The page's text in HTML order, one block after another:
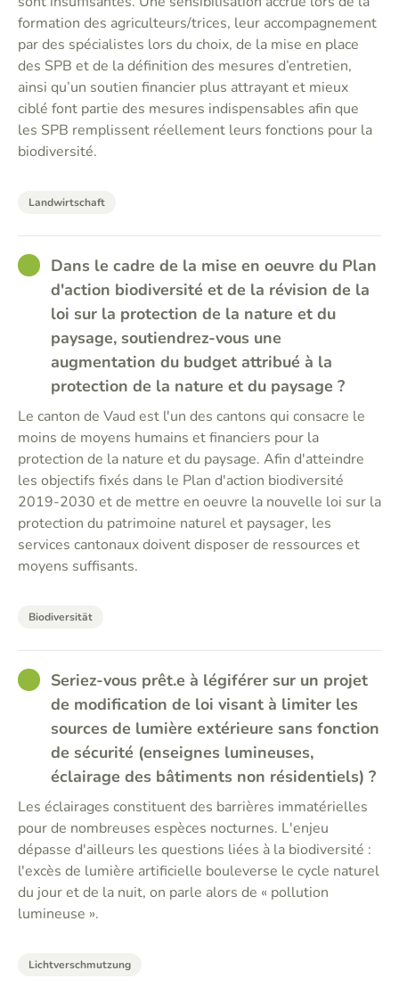
formation des agriculteurs/trices, leur accompagnement
par des spécialistes lors du choix, de la mise en place
des SPB et de la définition des mesures d’entretien,
ainsi qu’un soutien financier plus attrayant et mieux
ciblé font partie des mesures indispensables afin que
les SPB remplissent réellement leurs fonctions pour la
biodiversité.
Landwirtschaft
GOODDans le cadre de la mise en oeuvre du Plan
d'action biodiversité et de la révision de la
loi sur la protection de la nature et du
paysage, soutiendrez-vous une
augmentation du budget attribué à la
protection de la nature et du paysage ?
Le canton de Vaud est l'un des cantons qui consacre le
moins de moyens humains et financiers pour la
protection de la nature et du paysage. Afin d'atteindre
les objectifs fixés dans le Plan d'action biodiversité
2019-2030 et de mettre en oeuvre la nouvelle loi sur la
protection du patrimoine naturel et paysager, les
services cantonaux doivent disposer de ressources et
moyens suffisants.
Biodiversität
GOODSeriez-vous prêt.e à légiférer sur un projet
de modification de loi visant à limiter les
sources de lumière extérieure sans fonction
de sécurité (enseignes lumineuses,
éclairage des bâtiments non résidentiels) ?
Les éclairages constituent des barrières immatérielles
pour de nombreuses espèces nocturnes. L'enjeu
dépasse d'ailleurs les questions liées à la biodiversité :
l'excès de lumière artificielle bouleverse le cycle naturel
du jour et de la nuit, on parle alors de « pollution
lumineuse ».
Lichtverschmutzung